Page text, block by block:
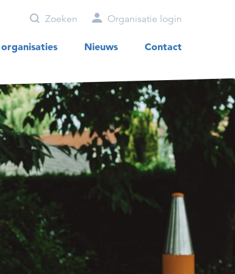
Nieuws Contact
Zoeken Organisatie login